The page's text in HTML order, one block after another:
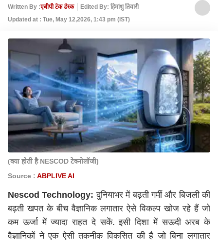
Written By :एबीपी टेक डेस्क
Edited By: हिमांशु तिवारी
Updated at : Tue, May 12,2026, 1:43 pm (IST)
(क्या होती है NESCOD टेक्नोलॉजी)
Source : ABPLIVE AI
Nescod Technology: दुनियाभर में बढ़ती गर्मी और बिजली की
बढ़ती खपत के बीच वैज्ञानिक लगातार ऐसे विकल्प खोज रहे हैं जो
कम ऊर्जा में ज्यादा राहत दे सकें. इसी दिशा में सऊदी अरब के
वैज्ञानिकों ने एक ऐसी तकनीक विकसित की है जो बिना लगातार